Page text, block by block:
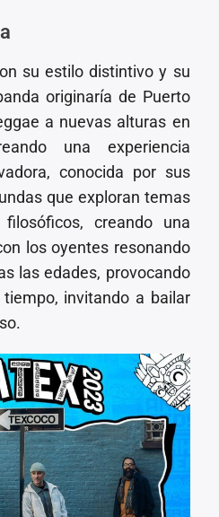
su estilo distintivo y su
originaría de Puerto
a nuevas alturas en
una experiencia
conocida por sus
que exploran temas
creando una
los oyentes resonando
las edades, provocando
invitando a bailar